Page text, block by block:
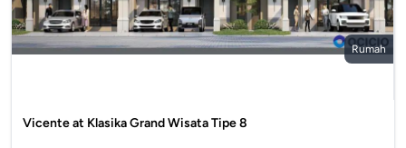
Rumah
Vicente at Klasika Grand Wisata Tipe 8